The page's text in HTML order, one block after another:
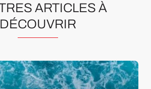
ARTICLES À
DÉCOUVRIR